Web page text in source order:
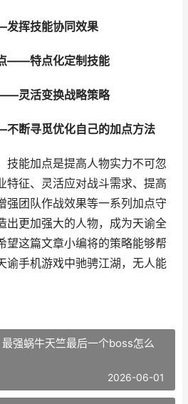
挥技能协同效果
——特点化定制技能
灵活变换战略策略
断寻觅优化自己的加点方法
技能加点是提高人物实力不可忽
特征、灵活应对战斗需求、提高
强团队作战效果等一系列加点守
出更加强大的人物，成为天谕全
望这篇文章小编将的策略能够帮
谕手机游戏中驰骋江湖，无人能
强蜗牛天竺最后一个boss怎么
2026-06-01